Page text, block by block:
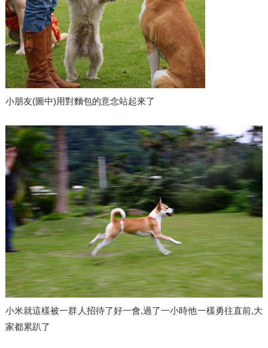
小朋友(圖中)用對麵包的意念站起來了
小米就這樣被一群人招待了好一會,過了一小時他一樣勇往直前,大
家都累趴了